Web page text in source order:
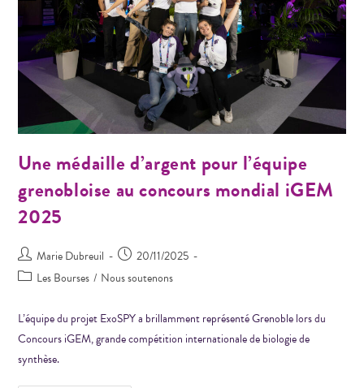
Une médaille d’argent pour l’équipe
grenobloise au concours mondial iGEM
2025
Marie Dubreuil
20/11/2025
Les Bourses / Nous soutenons
L’équipe du projet ExoSPY a brillamment représenté Grenoble lors du
Concours iGEM, grande compétition internationale de biologie de
synthèse.